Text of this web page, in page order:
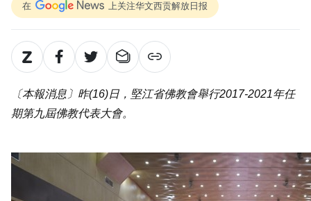
在 上关注华文西贡解放日报
〔本報消息〕昨(16)日，堅江省佛教會舉行2017-2021年任
期第九屆佛教代表大會。